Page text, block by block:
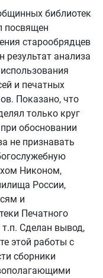
библиотек
посвящен
старообрядцев
результат анализа
и печатных
Показано, что
только круг
обосновании
не признавать
Никоном,
России,
и
Печатного
Сделан вывод,
этой работы с
сборники